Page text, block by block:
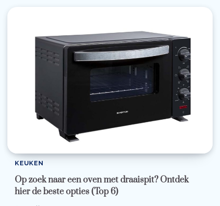
KEUKEN
Op zoek naar een oven met draaispit? Ontdek
hier de beste opties (Top 6)